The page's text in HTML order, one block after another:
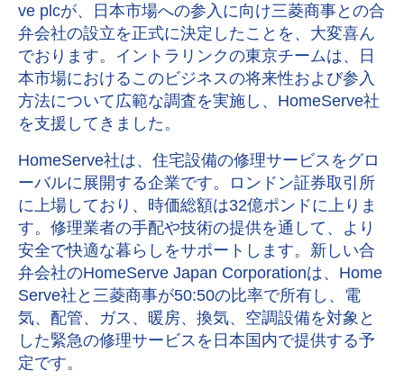
ve plcが、日本市場への参入に向け三菱商事との合
弁会社の設立を正式に決定したことを、大変喜ん
でおります。イントラリンクの東京チームは、日
本市場におけるこのビジネスの将来性および参入
方法について広範な調査を実施し、HomeServe社
を支援してきました。
HomeServe社は、住宅設備の修理サービスをグロ
ーバルに展開する企業です。ロンドン証券取引所
に上場しており、時価総額は32億ポンドに上りま
す。修理業者の手配や技術の提供を通して、より
安全で快適な暮らしをサポートします。新しい合
弁会社のHomeServe Japan Corporationは、Home
Serve社と三菱商事が50:50の比率で所有し、電
気、配管、ガス、暖房、換気、空調設備を対象と
した緊急の修理サービスを日本国内で提供する予
定です。